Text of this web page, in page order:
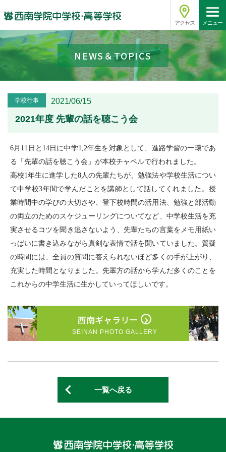
アクセス メニュー
NEWS＆TOPICS
学校行事 2021/06/15
2021年度 先輩の話を聴こう会
6月11日と14日に中学1,2年生を対象として、進路学習の一環であ
る「先輩の話を聴こう会」が本校チャペルで行われました。
高校1年生に進学した8人の先輩たちが、勉強法や学校生活につい
て中学校3年間で学んだことを講師として話してくれました。授
業時間中の学びの大切さや、登下校時間の活用法、勉強と部活動
の両立のためのスケジューリングについてなど、中学校生活を充
実させるコツを聞き逃さないよう、先輩たちの言葉をメモ用紙い
っぱいに書き込みながら真剣な表情で話を聞いていました。質疑
の時間には、全員の質問に答えられないほど多くの手が上がり、
充実した時間となりました。先輩方の話から学んだ多くのことを
これからの中学生活に生かしていってほしいです。
西南ギャラリー
SEINAN PHOTO GALLERY
一覧へ戻る